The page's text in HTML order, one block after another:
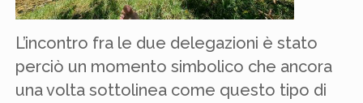
L’incontro fra le due delegazioni è stato
perciò un momento simbolico che ancora
una volta sottolinea come questo tipo di